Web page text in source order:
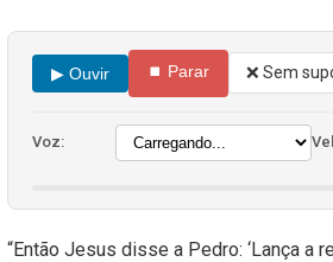
▶ Ouvir ⏹ Parar ❌ Sem
Voz:
“Então Jesus disse a Pedro: ‘Lança a